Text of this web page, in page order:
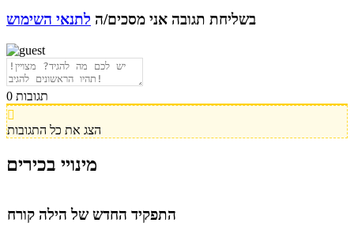
בשליחת תגובה אני מסכים/ה לתנאי השימוש
0 תגובות
הצג את כל התגובות
מינויי בכירים
מהייטק להאד-טק: זו הבכירה שתנהל את מטח
04 ספט 2025
התפקיד החדש של הילה קורח
מינוי חדש לתפקיד סמנכ"לית המרכז הישראלי לחדשנות